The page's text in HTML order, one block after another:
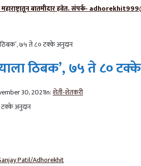
बातमीदार हवेत. संपर्क-
७५ ते ८० टक्के अनुदान
ठिबक’, ७५ ते ८०
30, 2021In:शेती-शेतकरी
Patil/Adhorekhit